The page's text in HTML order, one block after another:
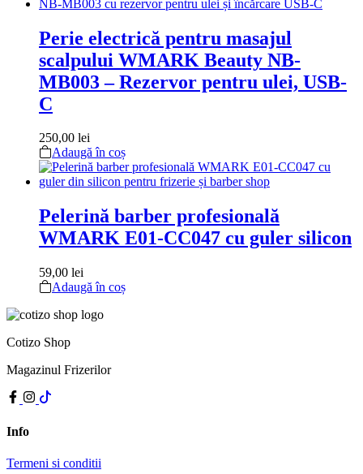
Perie electrică pentru masajul
scalpului WMARK Beauty NB-
MB003 – Rezervor pentru ulei, USB-
C
250,00 lei
Adaugă în coș
Pelerină barber profesională
WMARK E01-CC047 cu guler silicon
59,00 lei
Adaugă în coș
Cotizo Shop
Magazinul Frizerilor
Info
Termeni si conditii